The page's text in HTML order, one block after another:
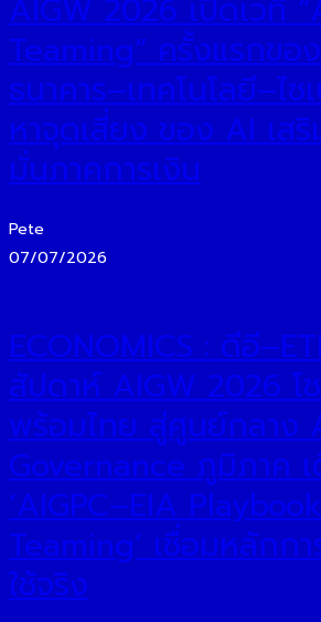
AIGW 2026 เปิดเวที
Teaming” ครั้งแรกขอ
ธนาคาร–เทคโนโลยี–ไ
หาจุดเสี่ยง ของ AI เสริ
มั่นภาคการเงิน
Pete
07/07/2026
ECONOMICS : ดีอี
สัปดาห์ AIGW 2026 โ
พร้อมไทย สู่ศูนย์กลาง
Governance ภูมิภาค
‘AIGPC–EIA
Teaming’ เชื่อมหลักก
ใช้จริง